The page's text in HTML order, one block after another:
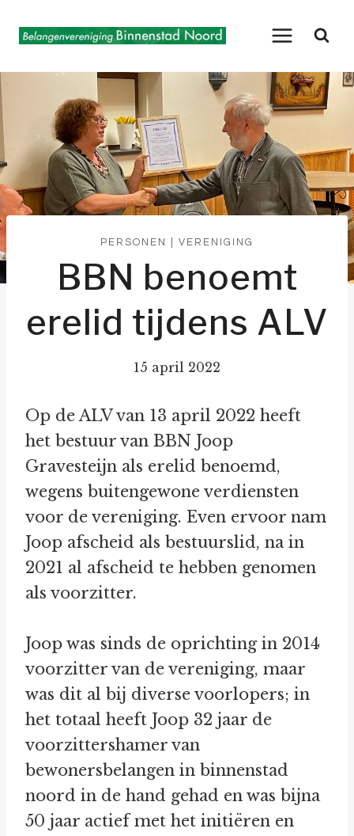
naar
PERSONEN VERENIGING
BBN benoemt
erelid tijdens ALV
15 april 2022
Op de ALV van 13 april 2022 heeft
het bestuur van BBN Joop
Gravesteijn als erelid benoemd,
wegens buitengewone verdiensten
voor de vereniging. Even ervoor nam
Joop afscheid als bestuurslid, na in
2021 al afscheid te hebben genomen
als voorzitter.
Joop was sinds de oprichting in 2014
voorzitter van de vereniging, maar
was dit al bij diverse voorlopers; in
het totaal heeft Joop 32 jaar de
voorzittershamer van
bewonersbelangen in binnenstad
noord in de hand gehad en was bijna
50 jaar actief met het initiëren en